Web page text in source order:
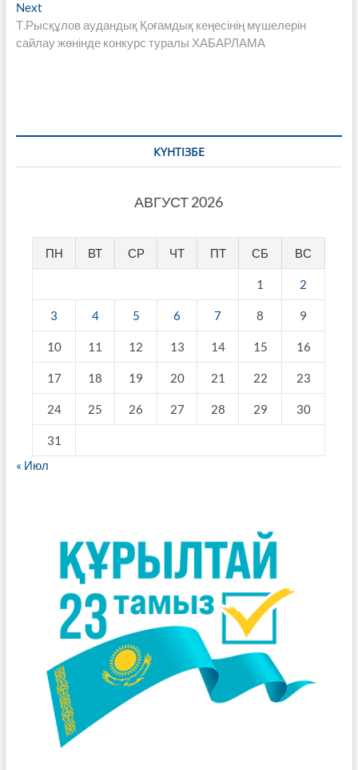
записям
NextNext
post:
Т.Рысқұлов аудандық Қоғамдық кеңесінің мүшелерін
сайлау жөнінде конкурс туралы ХАБАРЛАМА
КҮНТІЗБЕ
АВГУСТ 2026
ПН ВТ СР ЧТ ПТ СБ ВС
1 2
3 4 5 6 7 8 9
10 11 12 13 14 15 16
17 18 19 20 21 22 23
24 25 26 27 28 29 30
31
« Июл